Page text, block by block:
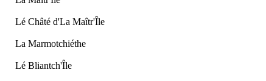
Lé Châté d'La Maîtr'Île
La Marmotchiéthe
Lé Bliantch'Île